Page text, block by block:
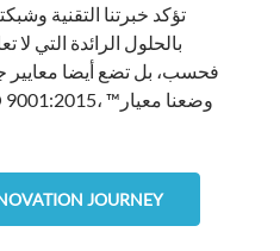
تؤكد خبرتنا التقنية
بالحلول الرائدة التي لا
فحسب، بل تضع أيضا معايير
JOURNEY